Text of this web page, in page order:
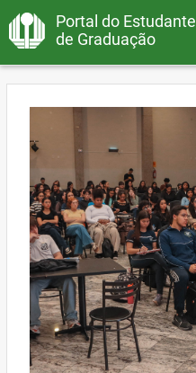
Portal do Estudante
de Graduação